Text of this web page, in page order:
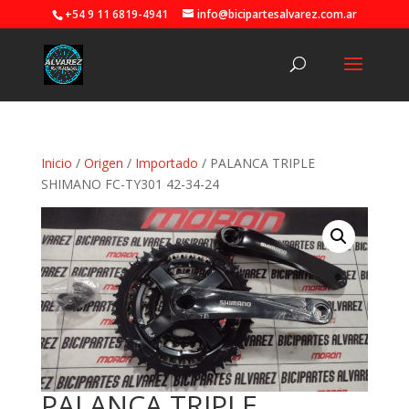
+54 9 11 6819-4941 info@bicipartesalvarez.com.ar
Inicio / Origen / Importado / PALANCA TRIPLE
SHIMANO FC-TY301 42-34-24